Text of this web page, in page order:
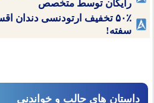
رایگان توسط متخصص
۵۰٪ تخفیف ارتودنسی دندان
سفته!
داستان های جالب و خواندنی